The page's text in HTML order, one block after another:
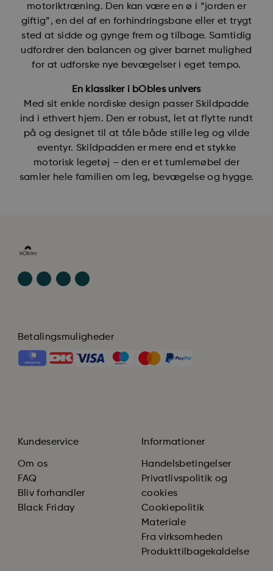
motoriktræning. Den kan være en ø i “jorden er
giftig”, en del af en forhindringsbane eller et trygt
sted at sidde og gynge frem og tilbage. Samtidig
udfordrer den balancen og giver barnet mulighed
for at udforske nye bevægelser i eget tempo.
En klassiker i bObles univers
Med sit enkle nordiske design passer Skildpadde
ind i ethvert hjem. Den er robust, let at flytte rundt
på og designet til at tåle både stille leg og vilde
eventyr. Skildpadden er mere end et stykke
motorisk legetøj – den er et tumlemøbel der
samler hele familien om leg, bevægelse og hygge.
Betalingsmuligheder
Kundeservice
Om os
FAQ
Bliv forhandler
Black Friday
Informationer
Handelsbetingelser
Privatlivspolitik og
cookies
Cookiepolitik
Materiale
Fra virksomheden
Produkttilbagekaldelse